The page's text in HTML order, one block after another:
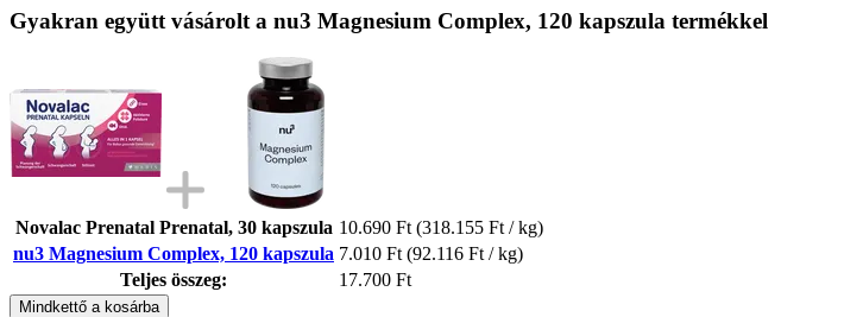
Gyakran együtt vásárolt a nu3 Magnesium Complex, 120 kapszula termékkel
Novalac Prenatal Prenatal, 30 kapszula 10.690 Ft (318.155 Ft / kg)
nu3 Magnesium Complex, 120 kapszula 7.010 Ft (92.116 Ft / kg)
Teljes összeg:
17.700 Ft
Mindkettő a kosárba